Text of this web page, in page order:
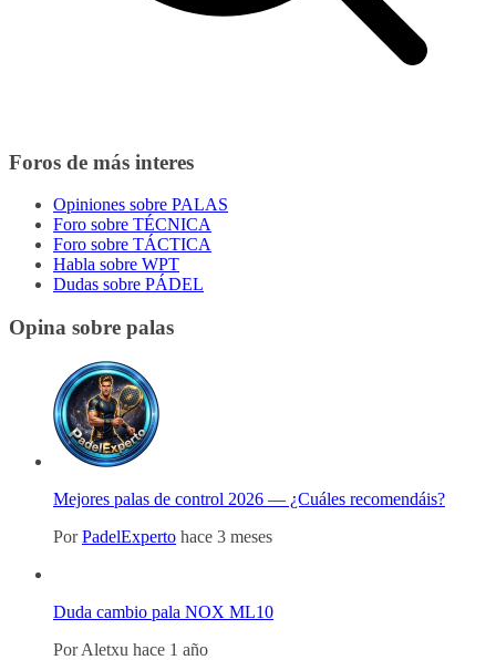
Foros de más interes
Opiniones sobre PALAS
Foro sobre TÉCNICA
Foro sobre TÁCTICA
Habla sobre WPT
Dudas sobre PÁDEL
Opina sobre palas
Mejores palas de control 2026 — ¿Cuáles recomendáis?
PorPadelExperto hace 3 meses
Duda cambio pala NOX ML10
PorAletxu hace 1 año